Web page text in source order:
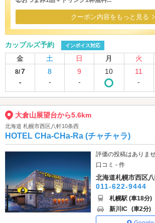
クーポン内容をもっと見る
カップルズ予約 インボイス対応
金 土 日 月 火
8/7
-
8
-
9
-
10
11
-
大倉山展望台から5.6km
北海道 札幌市西区八軒10条西
HOTEL CHa-CHa-Ra (チャチャラ)
評価の投稿はありませ
口コミ - 件
北海道札幌市西区
011-622-9444
札幌駅 (車18分)
新川IC (車2分)